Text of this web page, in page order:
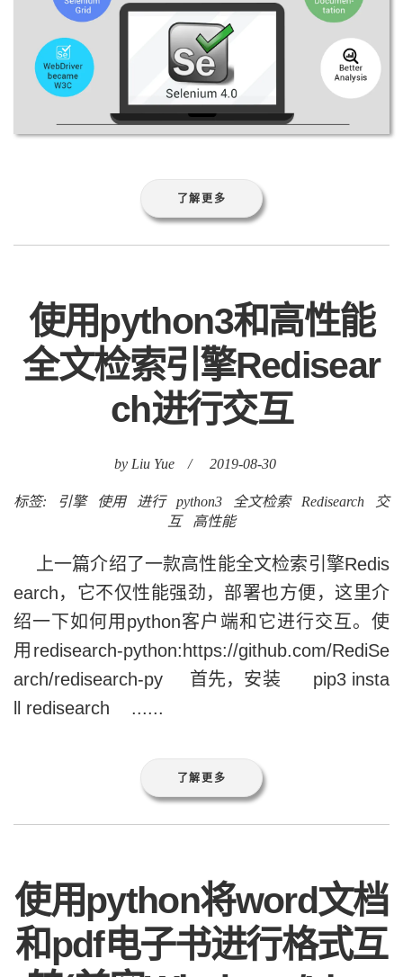
了解更多
使用python3和高性能
全文检索引擎Redisear
ch进行交互
by Liu Yue / 2019-08-30
标签: 引擎 使用 进行 python3 全文检索 Redisearch
交
互
高性能
上一篇介绍了一款高性能全文检索引擎Redis
earch，它不仅性能强劲，部署也方便，这里介
绍一下如何用python客户端和它进行交互。使
用redisearch-python:https://github.com/RediSe
arch/redisearch-py 首先，安装 pip3 insta
ll redisearch ......
了解更多
使用python将word文档
和pdf电子书进行格式互